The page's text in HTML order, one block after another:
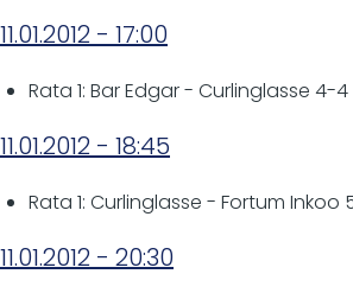
11.01.2012 - 17:00
Rata 1: Bar Edgar - Curlinglasse 4-4
11.01.2012 - 18:45
Rata 1: Curlinglasse - Fortum Inkoo
11.01.2012 - 20:30